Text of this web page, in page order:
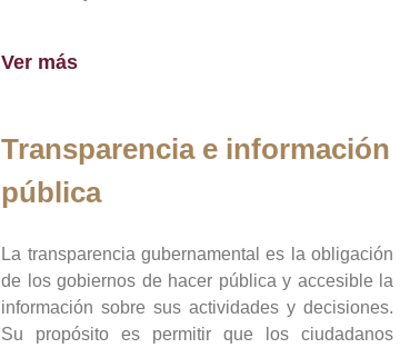
Ver más
Transparencia e información
pública
La transparencia gubernamental es la obligación
de los gobiernos de hacer pública y accesible la
información sobre sus actividades y decisiones.
Su propósito es permitir que los ciudadanos